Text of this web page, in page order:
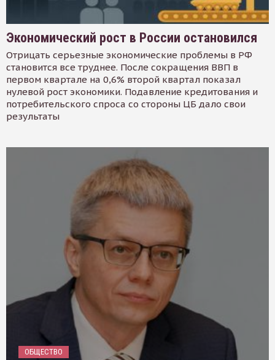
Экономический рост в России остановился
Отрицать серьезные экономические проблемы в РФ
становится все труднее. После сокращения ВВП в
первом квартале на 0,6% второй квартал показал
нулевой рост экономики. Подавление кредитования и
потребительского спроса со стороны ЦБ дало свои
результаты
ОБЩЕСТВО